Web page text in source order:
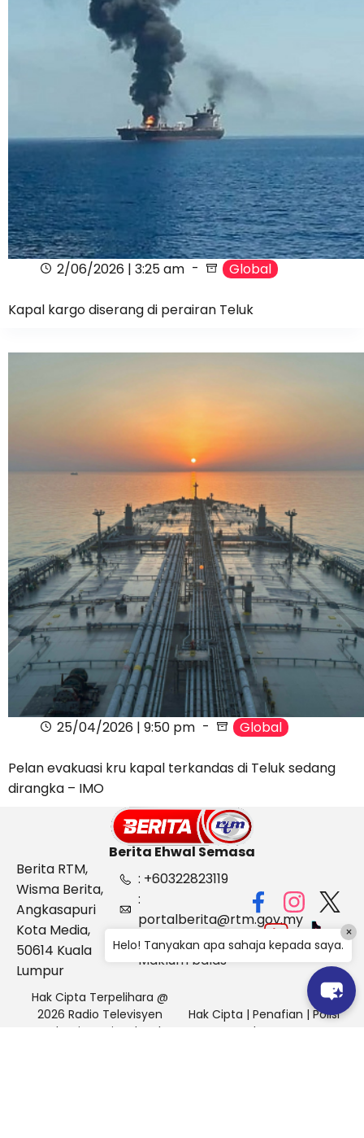
2/06/2026 | 3:25 am Global
Kapal kargo diserang di perairan Teluk
25/04/2026 | 9:50 pm Global
Pelan evakuasi kru kapal terkandas di Teluk sedang
dirangka – IMO
Berita Ehwal Semasa
Berita RTM,
Wisma Berita,
Angkasapuri
Kota Media,
50614 Kuala
Lumpur
: +60322823119
:
portalberita@rtm.gov.my
: Aduan &
Maklum balas
Hak Cipta Terpelihara @
2026 Radio Televisyen
Malaysia, Berita Ehwal
Hak Cipta | Penafian |Polisi
Keselamatan
Helo! Tanyakan apa sahaja kepada saya.
×